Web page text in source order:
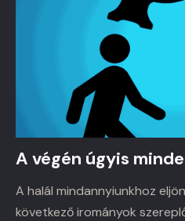
A végén úgyis
A halál mindannyiunkhoz
következő irományok